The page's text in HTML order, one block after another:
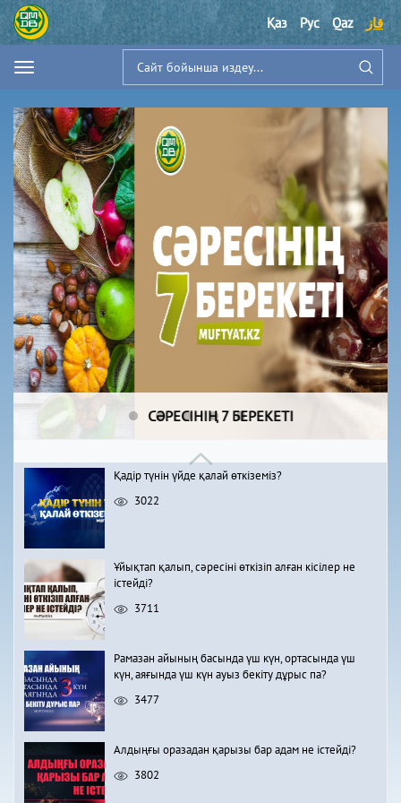
Қаз Рус Qaz قاز
СӘРЕСІНІҢ 7 БЕРЕКЕТІ
Қадір түнін үйде қалай өткіземіз?
3022
Ұйықтап қалып, сәресіні өткізіп алған кісілер не
істейді?
3711
Рамазан айының басында үш күн, ортасында үш
күн, аяғында үш күн ауыз бекіту дұрыс па?
3477
Алдыңғы оразадан қарызы бар адам не істейді?
3802